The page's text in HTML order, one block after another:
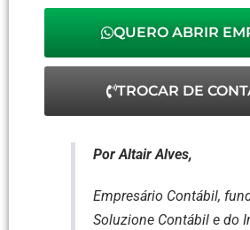
QUERO ABRIR
TROCAR DE
Por Altair Alves,
Empresário Contábil,
Soluzione Contábil e do